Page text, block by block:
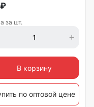
₽
за шт.
В корзину
по оптовой цене